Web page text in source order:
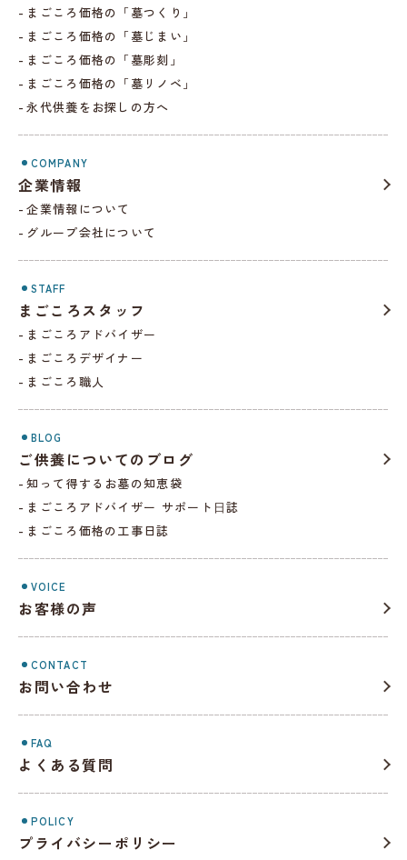
まごころ価格の「墓つくり」
まごころ価格の「墓じまい」
まごころ価格の「墓彫刻」
まごころ価格の「墓リノベ」
永代供養をお探しの方へ
COMPANY
企業情報
企業情報について
グループ会社について
STAFF
まごころスタッフ
まごころアドバイザー
まごころデザイナー
まごころ職人
BLOG
ご供養についてのブログ
知って得するお墓の知恵袋
まごころアドバイザー サポート⽇誌
まごころ価格の工事日誌
VOICE
お客様の声
CONTACT
お問い合わせ
FAQ
よくある質問
POLICY
プライバシーポリシー